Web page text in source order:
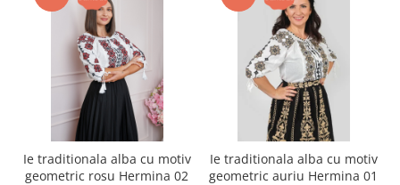
Ie traditionala alba cu motiv
geometric rosu Hermina 02
Ie traditionala alba cu motiv
geometric auriu Hermina 01